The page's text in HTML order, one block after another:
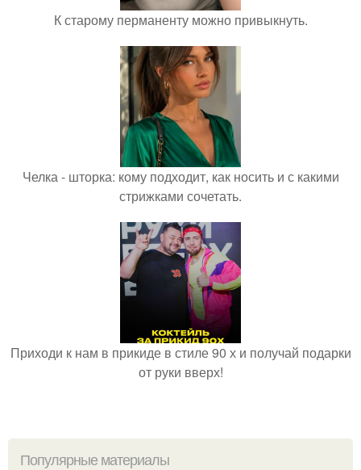
К старому перманенту можно привыкнуть.
Челка - шторка: кому подходит, как носить и с какими
стрижками сочетать.
Приходи к нам в прикиде в стиле 90 х и получай подарки
от руки вверх!
Популярные материалы